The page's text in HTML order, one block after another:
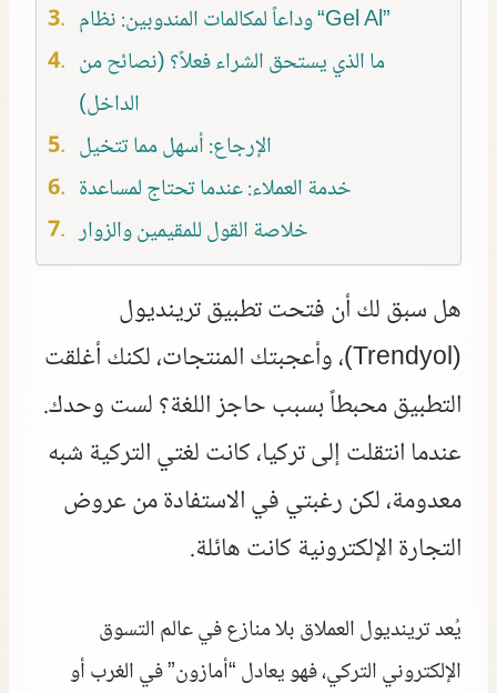
وداعاً لمكالمات المندوبين: نظام “Gel Al”
ما الذي يستحق الشراء فعلاً؟ (نصائح من
الداخل)
الإرجاع: أسهل مما تتخيل
خدمة العملاء: عندما تحتاج لمساعدة
خلاصة القول للمقيمين والزوار
هل سبق لك أن فتحت تطبيق ترينديول
(Trendyol)، وأعجبتك المنتجات، لكنك أغلقت
التطبيق محبطاً بسبب حاجز اللغة؟ لست وحدك.
عندما انتقلت إلى تركيا، كانت لغتي التركية شبه
معدومة، لكن رغبتي في الاستفادة من عروض
التجارة الإلكترونية كانت هائلة.
يُعد ترينديول العملاق بلا منازع في عالم التسوق
الإلكتروني التركي، فهو يعادل “أمازون” في الغرب أو